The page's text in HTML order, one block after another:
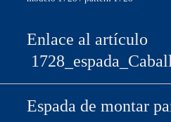
Enlace al artículo
Espada de montar